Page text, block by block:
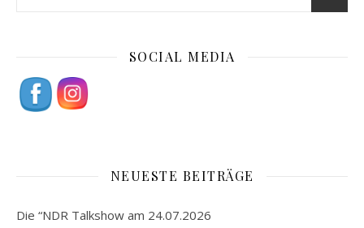
SOCIAL MEDIA
NEUESTE BEITRÄGE
Die “NDR Talkshow am 24.07.2026